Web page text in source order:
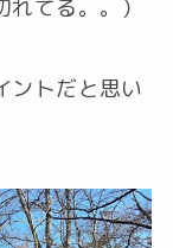
てる。。）
ントだと思い